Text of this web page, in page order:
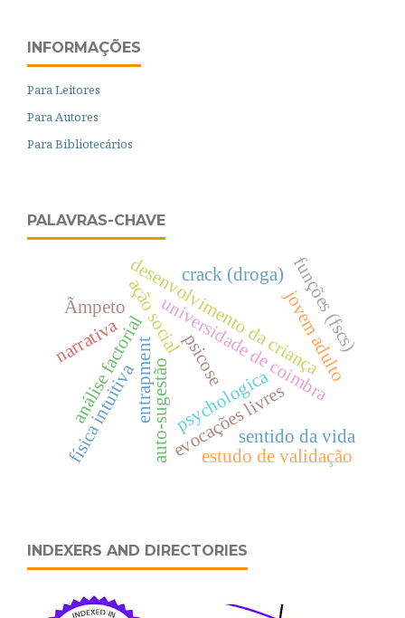
INFORMAÇÕES
Para Leitores
Para Autores
Para Bibliotecários
PALAVRAS-CHAVE
auto-sugestão
ação socialuniversidade de coimbra
psychologica
desenvolvimento da criança
análise factorial
narrativa entrapmentevocações livres
jovem adulto
crack (droga)
estudo de validação
funções (fscs)
psicose
sentido da vida
física intuitiva
Ãmpeto
INDEXERS AND DIRECTORIES